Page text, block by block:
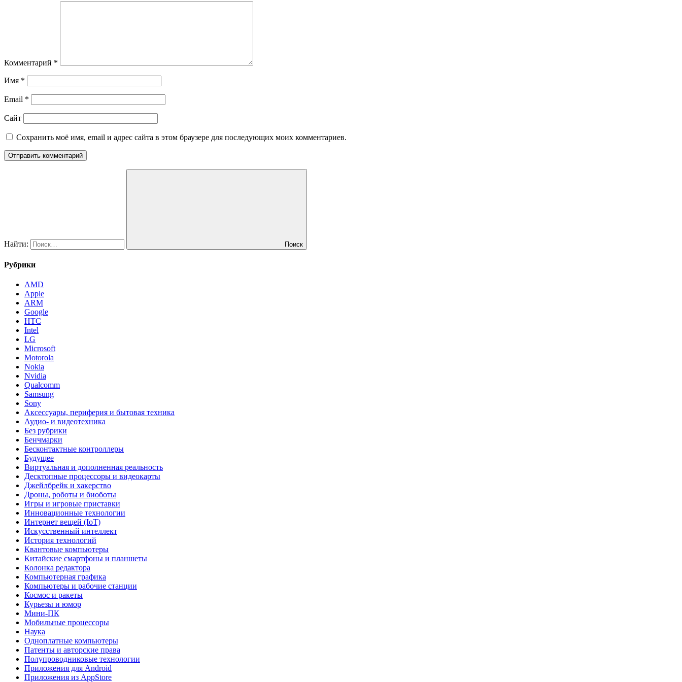
Комментарий *
Имя *
Email *
Сайт
Сохранить моё имя, email и адрес сайта в этом браузере для последующих моих комментариев.
Найти: Поиск
Рубрики
AMD
Apple
ARM
Google
HTC
Intel
LG
Microsoft
Motorola
Nokia
Nvidia
Qualcomm
Samsung
Sony
Аксессуары, периферия и бытовая техника
Аудио- и видеотехника
Без рубрики
Бенчмарки
Бесконтактные контроллеры
Будущее
Виртуальная и дополненная реальность
Десктопные процессоры и видеокарты
Джейлбрейк и хакерство
Дроны, роботы и биоботы
Игры и игровые приставки
Инновационные технологии
Интернет вещей (IoT)
Искусственный интеллект
История технологий
Квантовые компьютеры
Китайские смартфоны и планшеты
Колонка редактора
Компьютерная графика
Компьютеры и рабочие станции
Космос и ракеты
Курьезы и юмор
Мини-ПК
Мобильные процессоры
Наука
Одноплатные компьютеры
Патенты и авторские права
Полупроводниковые технологии
Приложения для Android
Приложения из AppStore